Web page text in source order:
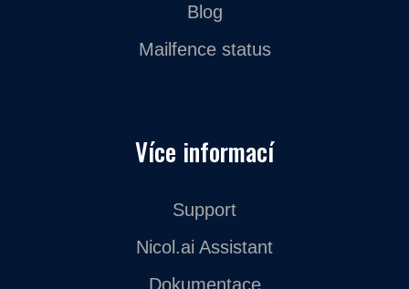
Blog
Mailfence status
Více informací
Support
Nicol.ai Assistant
Dokumentace